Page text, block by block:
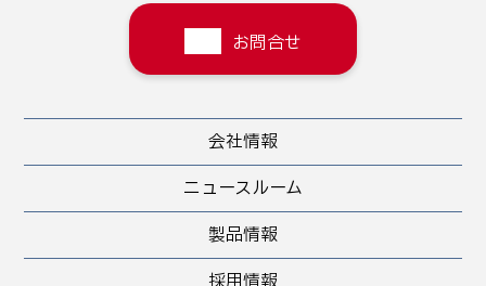
お問合せ
会社情報
ニュースルーム
製品情報